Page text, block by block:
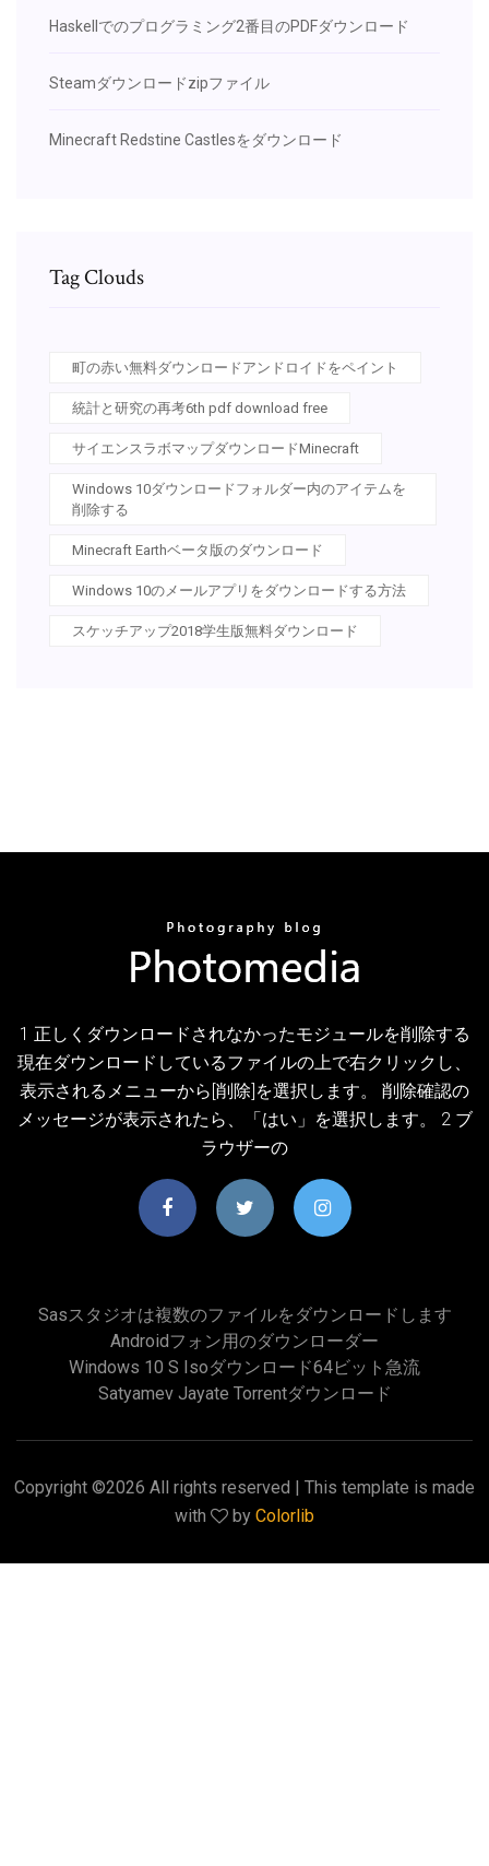
Haskellでのプログラミング2番目のPDFダウンロード
Steamダウンロードzipファイル
Minecraft Redstine Castlesをダウンロード
Tag Clouds
町の赤い無料ダウンロードアンドロイドをペイント
統計と研究の再考6th pdf download free
サイエンスラボマップダウンロードMinecraft
Windows 10ダウンロードフォルダー内のアイテムを
削除する
Minecraft Earthベータ版のダウンロード
Windows 10のメールアプリをダウンロードする方法
スケッチアップ2018学生版無料ダウンロード
1 正しくダウンロードされなかったモジュールを削除する
現在ダウンロードしているファイルの上で右クリックし、
表示されるメニューから[削除]を選択します。 削除確認の
メッセージが表示されたら、「はい」を選択します。 2 ブ
ラウザーの
Sasスタジオは複数のファイルをダウンロードします
Androidフォン用のダウンローダー
Windows 10 S Isoダウンロード64ビット急流
Satyamev Jayate Torrentダウンロード
Copyright ©2026 All rights reserved | This template is made
with
by Colorlib